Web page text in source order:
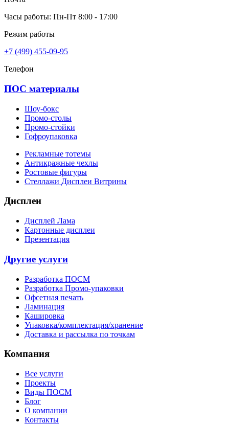
Часы работы: Пн-Пт 8:00 - 17:00
Режим работы
+7 (499) 455-09-95
Телефон
ПОС материалы
Шоу-бокс
Промо-столы
Промо-стойки
Гофроупаковка
Рекламные тотемы
Антикражные чехлы
Ростовые фигуры
Стеллажи Дисплеи Витрины
Дисплеи
Дисплей Лама
Картонные дисплеи
Презентация
Другие услуги
Разработка ПОСМ
Разработка Промо-упаковки
Офсетная печать
Ламинация
Кашировка
Упаковка/комплектация/хранение
Доставка и рассылка по точкам
Компания
Все услуги
Проекты
Виды ПОСМ
Блог
О компании
Контакты